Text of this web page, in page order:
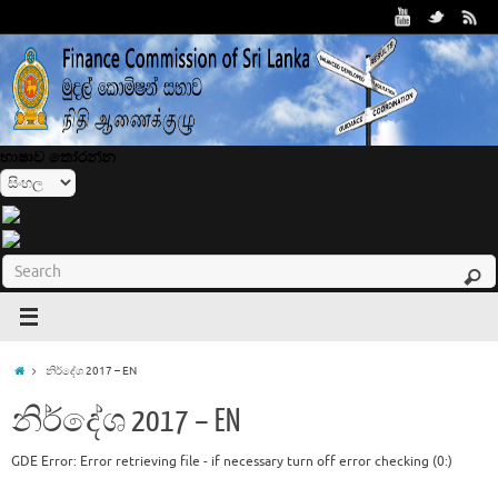
නිර්දේශ 2017 – EN
නිර්දේශ 2017 – EN
GDE Error: Error retrieving file - if necessary turn off error checking (0:)